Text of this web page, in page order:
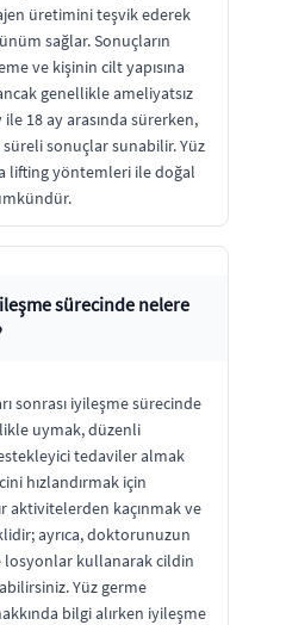
üretimini teşvik ederek
sağlar. Sonuçların
ve kişinin cilt yapısına
genellikle ameliyatsız
18 ay arasında sürerken,
sonuçlar sunabilir. Yüz
lifting yöntemleri ile doğal
sürecinde nelere
sonrası iyileşme sürecinde
uymak, düzenli
tedaviler almak
hızlandırmak için
aktivitelerden kaçınmak ve
ayrıca, doktorunuzun
kullanarak cildin
Yüz germe
bilgi alırken iyileşme